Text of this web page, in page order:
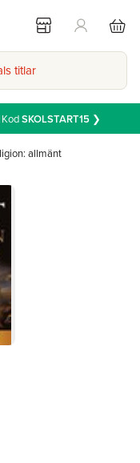
titlar
SKOLSTART15❯
allmänt